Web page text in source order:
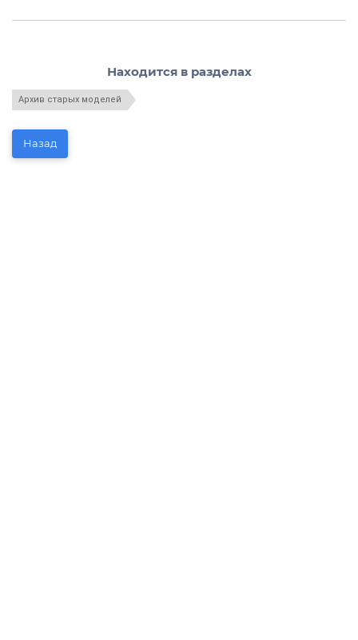
Находится в разделах
Архив старых моделей
Назад